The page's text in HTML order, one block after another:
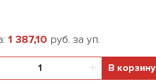
1 387,10 руб. за уп.
В корзину